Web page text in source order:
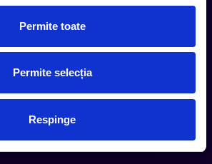
Permite toate
Permite selecția
Respinge
direct in
ul nostru, fii primul la care ajung